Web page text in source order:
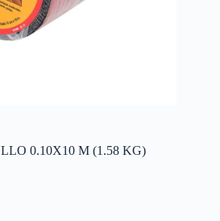
0.10X10 M (1.58 KG)